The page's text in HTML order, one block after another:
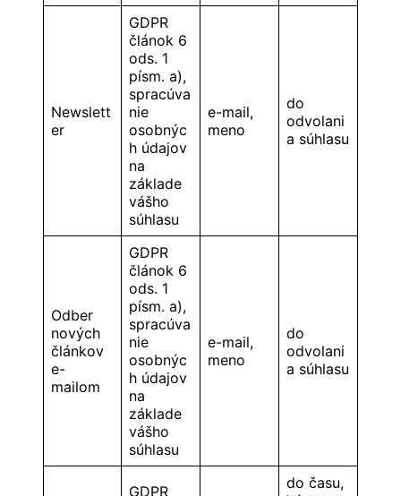
Newslett
er
GDPR
článok 6
ods. 1
písm. a),
spracúva
nie
osobnýc
h údajov
na
základe
vášho
súhlasu
e-mail,
meno
do
odvolani
a súhlasu
Odber
nových
článkov
e-
mailom
GDPR
článok 6
ods. 1
písm. a),
spracúva
nie
osobnýc
h údajov
na
základe
vášho
súhlasu
e-mail,
meno
do
odvolani
a súhlasu
GDPR
do času,